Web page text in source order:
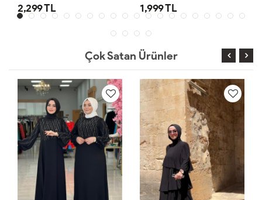
2,299 TL 1,999 TL
Çok Satan Ürünler